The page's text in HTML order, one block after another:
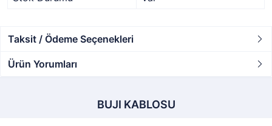
Taksit / Ödeme Seçenekleri
Ürün Yorumları
BUJI KABLOSU